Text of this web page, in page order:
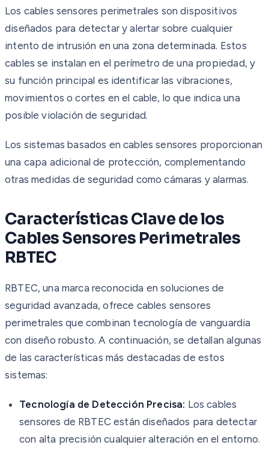
Los cables sensores perimetrales son dispositivos
diseñados para detectar y alertar sobre cualquier
intento de intrusión en una zona determinada. Estos
cables se instalan en el perímetro de una propiedad, y
su función principal es identificar las vibraciones,
movimientos o cortes en el cable, lo que indica una
posible violación de seguridad.
Los sistemas basados en cables sensores proporcionan
una capa adicional de protección, complementando
otras medidas de seguridad como cámaras y alarmas.
Características Clave de los
Cables Sensores Perimetrales
RBTEC
RBTEC, una marca reconocida en soluciones de
seguridad avanzada, ofrece cables sensores
perimetrales que combinan tecnología de vanguardia
con diseño robusto. A continuación, se detallan algunas
de las características más destacadas de estos
sistemas:
Tecnología de Detección Precisa: Los cables
sensores de RBTEC están diseñados para detectar
con alta precisión cualquier alteración en el entorno.